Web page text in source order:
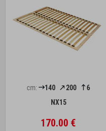
cm: 140 200
6
NX15
170.00 €